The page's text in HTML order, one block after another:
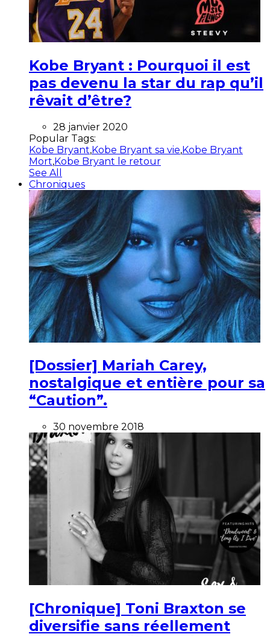
Kobe Bryant : Pourquoi il est
pas devenu la star du rap qu’il
rêvait d’être?
28 janvier 2020
Popular Tags:
Kobe Bryant,Kobe Bryant sa vie,Kobe Bryant
Mort,Kobe Bryant le retour
See All
Chroniques
[Dossier] Mariah Carey,
nostalgique et entière pour sa
“Caution”.
30 novembre 2018
[Chronique] Toni Braxton se
diversifie sans réellement